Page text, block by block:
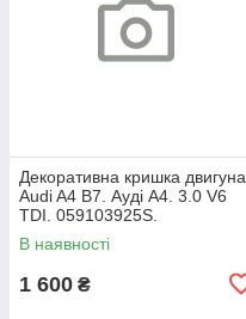
Декоративна кришка двигуна
Audi A4 B7. Ауді А4. 3.0 V6
TDI. 059103925S.
В наявності
1 600 ₴